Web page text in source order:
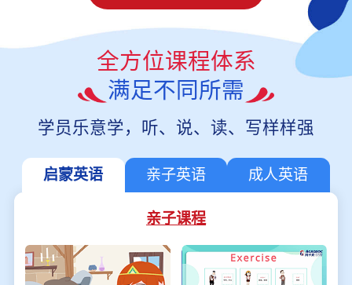
全方位课程体系
满足不同所需
学员乐意学，听、说、读、写样样强
启蒙英语 亲子英语 成人英语
亲子课程